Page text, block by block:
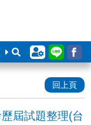
回上頁
屆試題整理(台